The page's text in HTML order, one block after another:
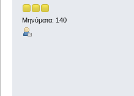
Μηνύματα: 140